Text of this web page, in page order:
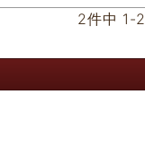
2件中 1 -2